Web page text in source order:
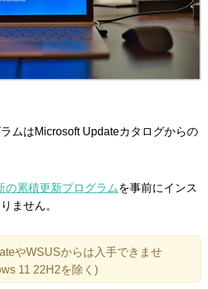
ムはMicrosoft Updateカタログからの
の累積更新プログラム を事前にインス
ません。
やWSUSからは入手できませ
11 22H2を除く)